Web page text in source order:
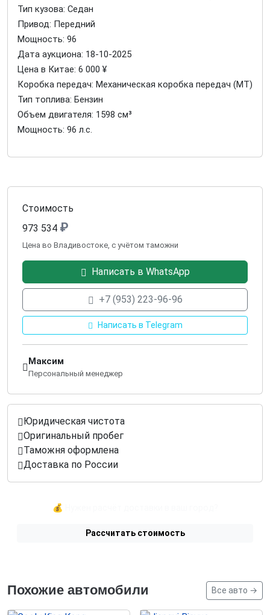
Тип кузова: Седан
Привод: Передний
Мощность: 96
Дата аукциона: 18-10-2025
Цена в Китае: 6 000 ¥
Коробка передач: Механическая коробка передач (МТ)
Тип топлива: Бензин
Объем двигателя: 1598 см³
Мощность: 96 л.с.
Стоимость
973 534 ₽
Цена во Владивостоке, с учётом таможни
Написать в WhatsApp
+7 (953) 223-96-96
Написать в Telegram
Максим
Персональный менеджер
Юридическая чистота
Оригинальный пробег
Таможня оформлена
Доставка по России
💰 Нужен расчёт доставки в ваш город?
Рассчитать стоимость
Похожие автомобили Все авто →